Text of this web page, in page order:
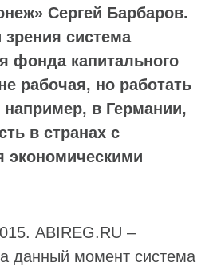
Сергей Барбаров.
система
фонда капитального
рабочая, но работать
в Германии,
в странах с
экономическими
ABIREG.RU –
данный момент система